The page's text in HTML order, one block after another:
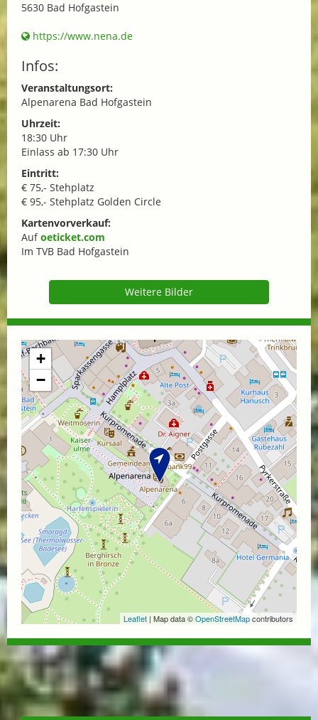
5630 Bad Hofgastein
https://www.nena.de
Infos:
Veranstaltungsort:
Alpenarena Bad Hofgastein
Uhrzeit:
18:30 Uhr
Einlass ab 17:30 Uhr
Eintritt:
€ 75,- Stehplatz
€ 95,- Stehplatz Golden Circle
Kartenvorverkauf:
Aufoeticket.com
Im TVB Bad Hofgastein
Weitere Bilder
+
−
Leaflet | Map data ©OpenStreetMapcontributors